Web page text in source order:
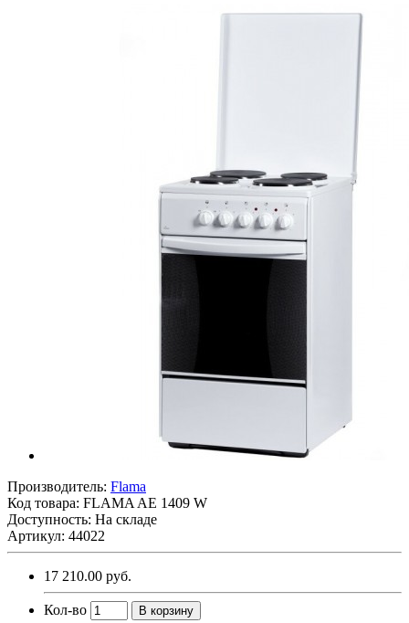
Производитель: Flama
Код товара: FLAMA AE 1409 W
Доступность: На складе
Артикул: 44022
17 210.00 руб.
Кол-во В корзину